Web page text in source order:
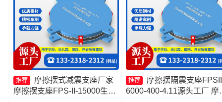
推荐
摩擦摆式减震支座厂家
摩擦摆支座FPS-II-15000生产
推荐
摩擦摆隔震支座
6000-400-4.11源头工厂 摩